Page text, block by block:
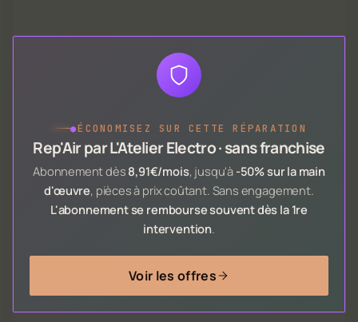
●ÉCONOMISEZ SUR CETTE RÉPARATION
Rep'Air par L'Atelier Electro · sans franchise
Abonnement dès 8,91€/mois, jusqu'à -50% sur la main
d'œuvre, pièces à prix coûtant. Sans engagement.
L'abonnement se rembourse souvent dès la 1re
intervention.
Voir les offres